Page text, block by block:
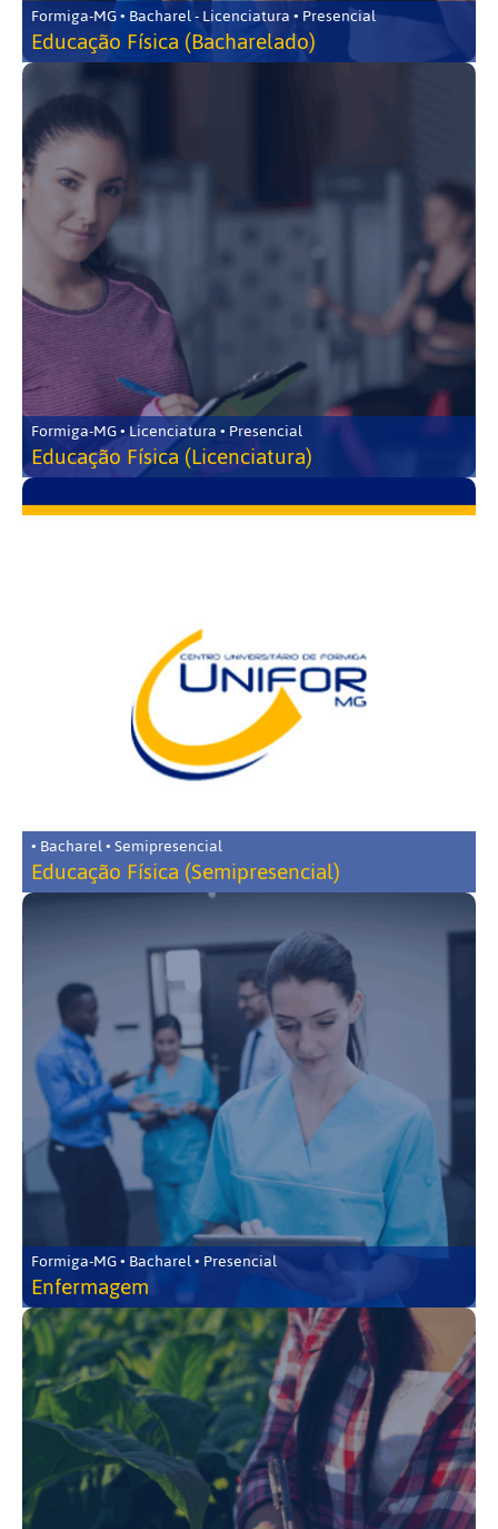
Formiga-MG • Bacharel - Licenciatura • Presencial
Educação Física (Bacharelado)
Formiga-MG • Licenciatura • Presencial
Educação Física (Licenciatura)
• Bacharel • Semipresencial
Educação Física (Semipresencial)
Formiga-MG • Bacharel • Presencial
Enfermagem